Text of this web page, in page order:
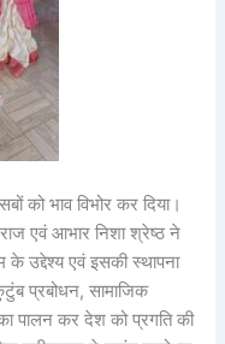
को भाव विभोर कर दिया।
एवं आभार निशा श्रेष्ठ ने
के उद्देश्य एवं इसकी स्थापना
प्रबोधन, सामाजिक
पालन कर देश को प्रगति की